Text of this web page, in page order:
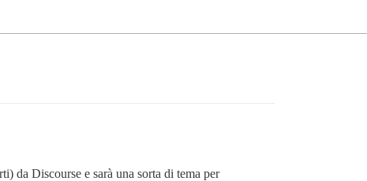
da Discourse e sarà una sorta di tema per